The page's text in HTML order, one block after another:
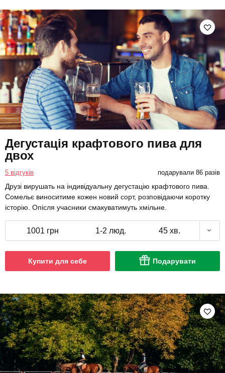
Дегустація крафтового пива для
двох
5 відгуків подарували 86 разів
Друзі вирушать на індивідуальну дегустацію крафтового пива.
Сомельє виноситиме кожен новий сорт, розповідаючи коротку
історію. Опісля учасники смакуватимуть хмільне.
1001 грн 1-2 люд. 45 хв.
Купити для себе Подарувати